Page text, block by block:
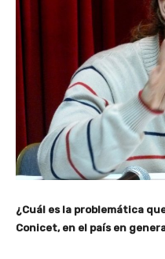
¿Cuál es la problemática
Conicet, en el país en